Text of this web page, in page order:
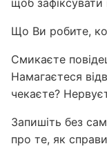
щоб
Що Ви робите,
Смикаєте
Намагаєтеся
чекаєте?
Запишіть без
про те, як